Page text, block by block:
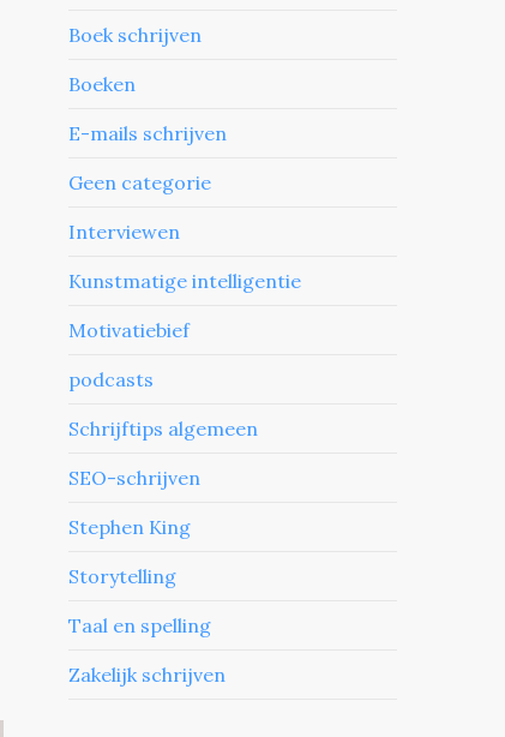
Boek schrijven
Boeken
E-mails schrijven
Geen categorie
Interviewen
Kunstmatige intelligentie
Motivatiebief
podcasts
Schrijftips algemeen
SEO-schrijven
Stephen King
Storytelling
Taal en spelling
Zakelijk schrijven